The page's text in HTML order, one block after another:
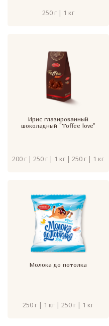
250 г | 1 кг
Ирис глазированный
шоколадный "Toffee love"
200 г | 250 г | 1 кг | 250 г | 1 кг
Молока до потолка
250 г | 1 кг | 250 г | 1 кг